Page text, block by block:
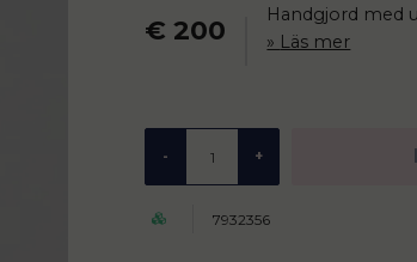
€ 200
Handgjord med
Läs mer
- +
7932356